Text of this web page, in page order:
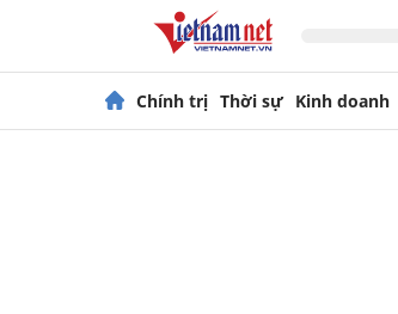
Chính trị Thời sự Kinh doanh